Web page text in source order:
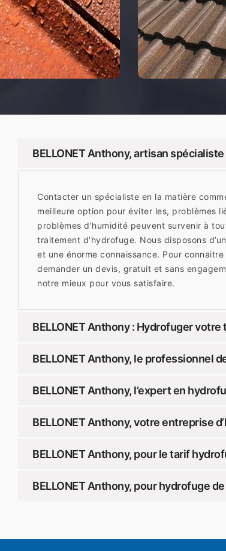
BELLONET Anthony, artisan
Contacter un spécialiste en la matière
meilleure option pour éviter les, problèmes
problèmes d’humidité peuvent survenir à
traitement d’hydrofuge. Nous disposons
et une énorme connaissance. Pour
demander un devis, gratuit et sans
notre mieux pour vous satisfaire.
BELLONET Anthony : Hydrofuger
BELLONET Anthony, le professionnel
BELLONET Anthony, l’expert en
BELLONET Anthony, votre entreprise
BELLONET Anthony, pour le tarif
BELLONET Anthony, pour hydrofuge